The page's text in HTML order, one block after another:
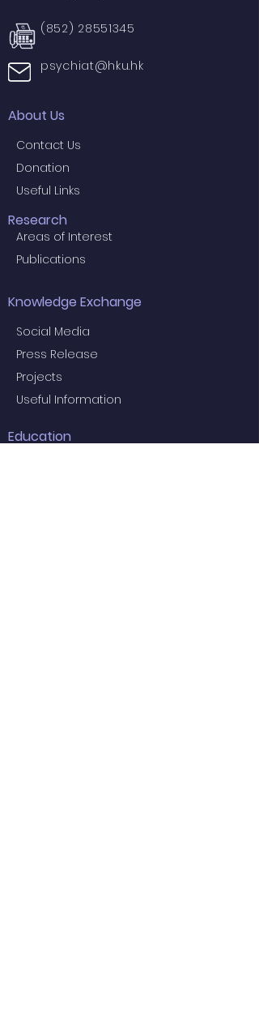
(852) 28551345
psychiat@hku.hk
About Us
Contact Us
Donation
Useful Links
Research
Areas of Interest
Publications
Knowledge Exchange
Social Media
Press Release
Projects
Useful Information
Education